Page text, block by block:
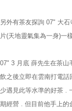
另外有茶友探詢 07" 大
片(天地靈氣集為一身)一
07" 3 月底 薛先生在茶山
飲之後立即在雲南打電
少遇見此等水準的好茶 .
期經營 . 但目前他手上的